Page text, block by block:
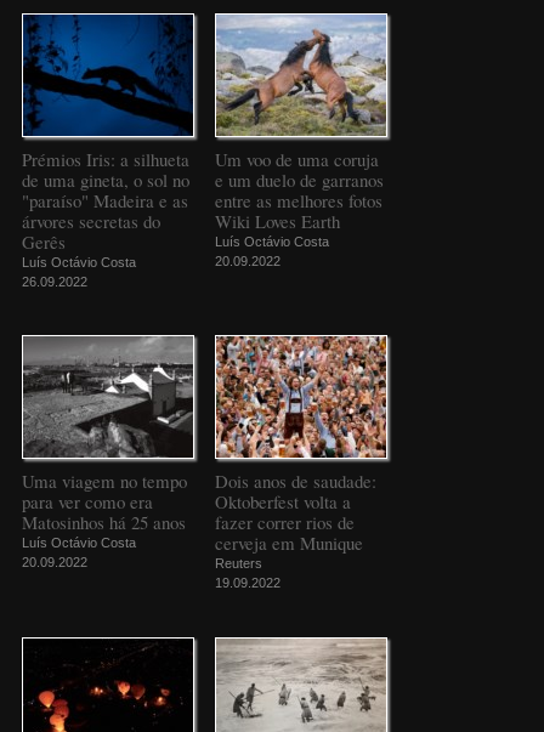
Prémios Iris: a silhueta
de uma gineta, o sol no
"paraíso" Madeira e as
árvores secretas do
Gerês
Luís Octávio Costa
26.09.2022
Um voo de uma coruja
e um duelo de garranos
entre as melhores fotos
Wiki Loves Earth
Luís Octávio Costa
20.09.2022
Uma viagem no tempo
para ver como era
Matosinhos há 25 anos
Luís Octávio Costa
20.09.2022
Dois anos de saudade:
Oktoberfest volta a
fazer correr rios de
cerveja em Munique
Reuters
19.09.2022